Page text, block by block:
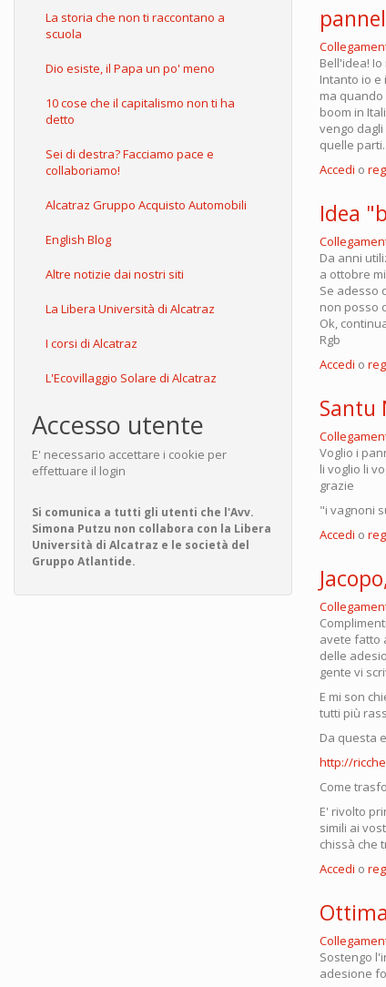
La storia che non ti raccontano a
scuola
Dio esiste, il Papa un po' meno
10 cose che il capitalismo non ti ha
detto
Sei di destra? Facciamo pace e
collaboriamo!
Alcatraz Gruppo Acquisto Automobili
English Blog
Altre notizie dai nostri siti
La Libera Università di Alcatraz
I corsi di Alcatraz
L'Ecovillaggio Solare di Alcatraz
Accesso utente
E' necessario accettare i cookie per
effettuare il login
Si comunica a tutti gli utenti che l'Avv.
Simona Putzu non collabora con la Libera
Università di Alcatraz e le società del
Gruppo Atlantide.
Bell'idea!
Intanto io e
ma
boom in
vengo
quelle
Accedi o
Idea
Da anni
a ottobre
Se adesso
non posso
Ok,
Rgb
Accedi o
Santu
Voglio i
li voglio li
grazie
"i vagnoni
Accedi o
avete fatto
delle
gente vi
E mi son
tutti più
Da questa
http://
Come
E' rivolto
simili ai
chissà che
Accedi o
Sostengo
adesione